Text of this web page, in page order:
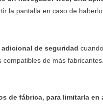
la pantalla en caso de
adicional de seguridad
de más
de fábrica, para limitarla en